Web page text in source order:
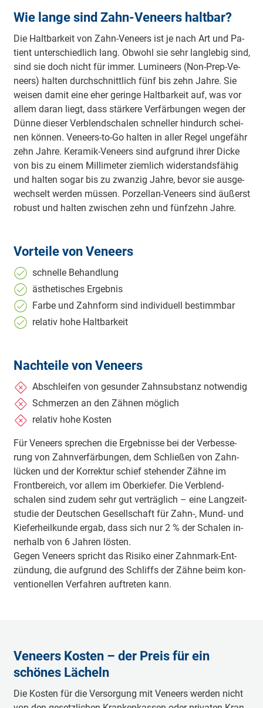
Wie lange sind Zahn-Veneers haltbar?
Die Halt­bar­keit von Zahn-­Ve­neers ist je nach Art und Pa­
tient un­ter­schied­lich lang. Ob­wohl sie sehr lang­le­big sind,
sind sie doch nicht für im­mer. Lu­mi­neers (Non-­Prep-­Ve­
neers) hal­ten durch­schnitt­lich fünf bis zehn Jah­re. Sie
wei­sen da­mit eine eher ge­rin­ge Halt­bar­keit auf, was vor
al­lem da­ran liegt, dass stär­ke­re Ver­fär­bun­gen we­gen der
Dün­ne die­ser Ver­blend­schalen schnel­ler hin­durch schei­
nen kön­nen. Ve­neers-­to-­Go hal­ten in al­ler Re­gel un­ge­fähr
zehn Jah­re. Ke­ra­mik-­Ve­neers sind auf­grund ih­rer Dicke
von bis zu ei­nem Mil­li­me­ter ziem­lich wi­der­stands­fä­hig
und hal­ten so­gar bis zu zwan­zig Jah­re, be­vor sie aus­ge­
wech­selt wer­den müs­sen. Por­zel­lan-­Ve­neers sind äu­ßerst
ro­bust und hal­ten zwi­schen zehn und fünf­zehn Jah­re.
Vorteile von Veneers
schnel­le Be­hand­lung
äs­the­tisches Er­geb­nis
Far­be und Zahn­form sind in­di­vi­du­ell be­stimm­bar
re­la­tiv ho­he Halt­bar­keit
Nachteile von Veneers
Ab­schlei­fen von ge­sun­der Zahn­sub­stanz not­wen­dig
Schmer­zen an den Zäh­nen mög­lich
re­la­tiv ho­he Kos­ten
Für Ve­neers spre­chen die Er­geb­nis­se bei der Ver­bes­se­
rung von Zahn­ver­fär­bun­gen, dem Schlie­ßen von Zahn­
lück­en und der Kor­rek­tur schief ste­hen­der Zäh­ne im
Front­be­reich, vor al­lem im Ober­kie­fer. Die Ver­blend­
schalen sind zu­dem sehr gut ver­träg­lich – eine Lang­zeit­
stu­die der Deut­schen Ge­sell­schaft für Zahn-, Mund- und
Kie­fer­heil­kunde er­gab, dass sich nur 2 % der Scha­len in­
ner­halb von 6 Jah­ren lös­ten.
Ge­gen Ve­neers spricht das Ri­siko ei­ner Zahn­mark-­Ent­
zün­dung, die auf­grund des Schliffs der Zäh­ne beim kon­
ven­tio­nel­len Ver­fah­ren auf­tre­ten kann.
Veneers Kosten – der Preis für ein
schönes Lächeln
Die Kos­ten für die Ver­sor­gung mit Ve­neers wer­den nicht